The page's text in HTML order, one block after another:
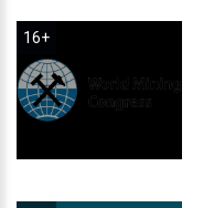
16+